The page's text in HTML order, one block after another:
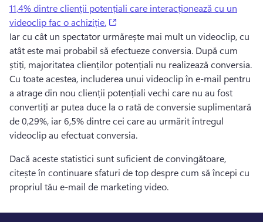
11,4% dintre clienții potențiali care interacționează cu un
videoclip fac o achiziție.
Iar cu cât un spectator urmărește mai mult un videoclip, cu
atât este mai probabil să efectueze conversia. După cum
Cu toate acestea, includerea unui videoclip în e-mail pentru
a atrage din nou clienții potențiali vechi care nu au fost
convertiți ar putea duce la o rată de conversie suplimentară
de 0,29%, iar 6,5% dintre cei care au urmărit întregul
videoclip au efectuat conversia.
Dacă aceste statistici sunt suficient de convingătoare,
citește în continuare sfaturi de top despre cum să începi cu
propriul tău e-mail de marketing video.